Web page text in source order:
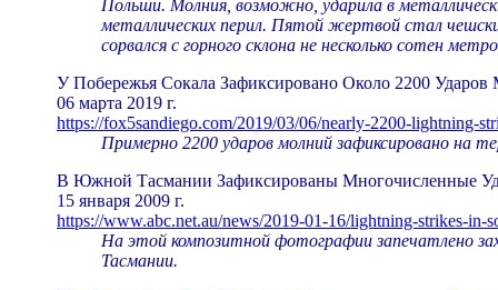
Польши. Молния, возможно, ударила в
металлических перил. Пятой жертвой стал
сорвался с горного склона не несколько сотен
У Побережья Сокала Зафиксировано Около 2200
06 марта 2019 г.
https://fox5sandiego.com/2019/03/06/nearly-2200-lightning-
Примерно 2200 ударов молний зафиксировано
В Южной Тасмании Зафиксированы Многочисленные
15 января 2009 г.
https://www.abc.net.au/news/2019-01-16/lightning-strikes-in-
На этой композитной фотографии запечатлено
Тасмании.